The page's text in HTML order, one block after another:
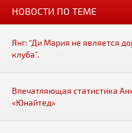
НОВОСТИ ПО ТЕМЕ
Янг: “Ди Мария не является
клуба”.
Впечатляющая статистика
«Юнайтед»